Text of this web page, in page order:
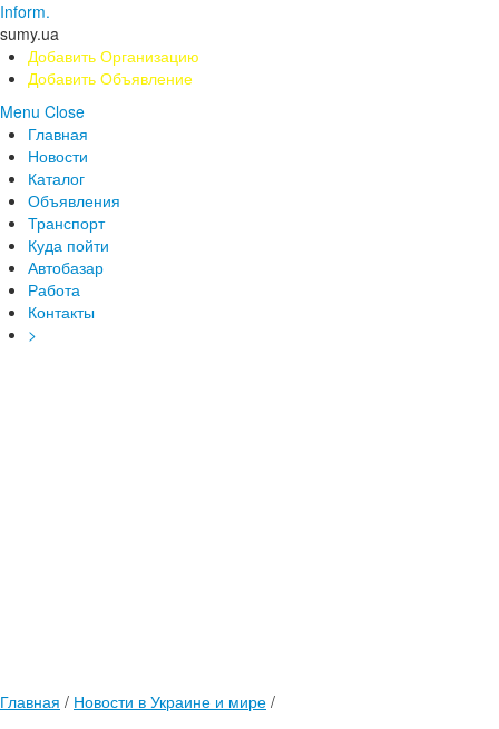
Inform.
sumy.ua
Добавить Организацию
Добавить Объявление
Menu Close
Главная
Новости
Каталог
Объявления
Транспорт
Куда пойти
Автобазар
Работа
Контакты
>
Главная / Новости в Украине и мире /